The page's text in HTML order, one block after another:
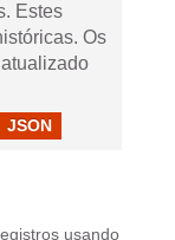
Estes
Os
JSON
usando